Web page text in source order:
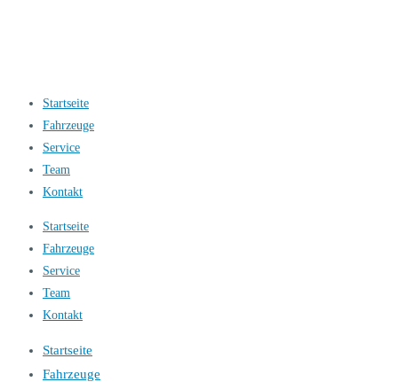
Startseite
Fahrzeuge
Service
Team
Kontakt
Startseite
Fahrzeuge
Service
Team
Kontakt
Startseite
Fahrzeuge